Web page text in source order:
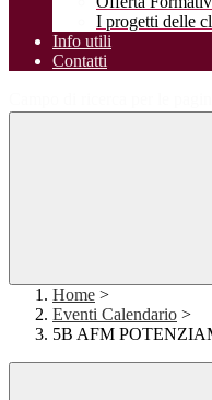
I progetti delle
Info utili
Contatti
Home >
Eventi Calendario >
5B AFM